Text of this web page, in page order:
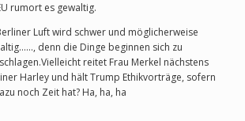
rumort es gewaltig.
Luft wird schwer und möglicherweise
denn die Dinge beginnen sich zu
reitet Frau Merkel nächstens
Harley und hält Trump Ethikvorträge, sofern
noch Zeit hat? Ha, ha, ha